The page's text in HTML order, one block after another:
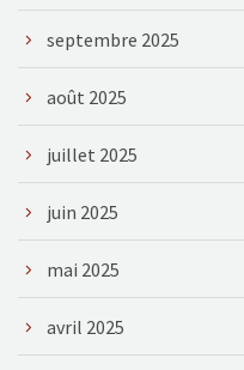
septembre 2025
août 2025
juillet 2025
juin 2025
mai 2025
avril 2025